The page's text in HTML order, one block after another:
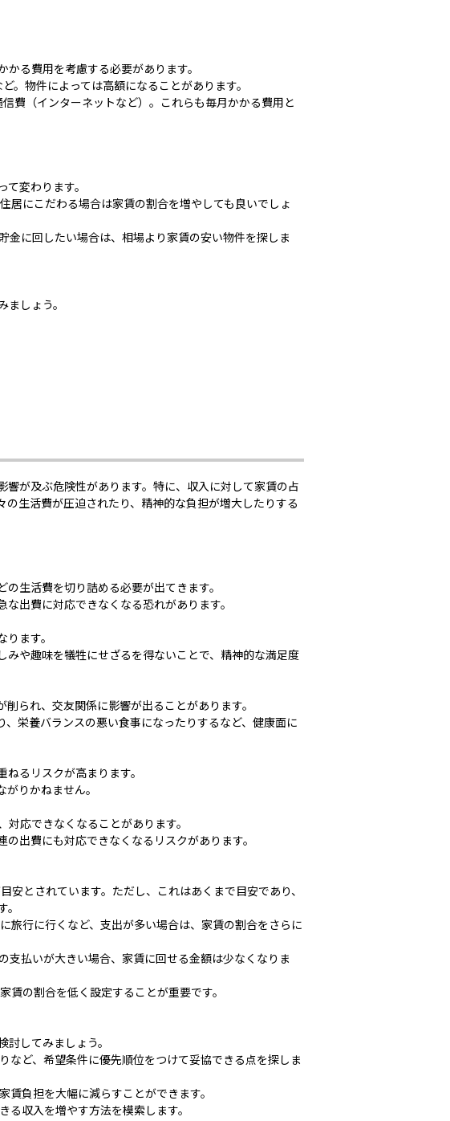
る費用を考慮する必要があります。
。物件によっては高額になることがあります。
費（インターネットなど）。これらも毎月かかる費用と
変わります。
居にこだわる場合は家賃の割合を増やしても良いでしょ
金に回したい場合は、相場より家賃の安い物件を探しま
しょう。
が及ぶ危険性があります。特に、収入に対して家賃の占
生活費が圧迫されたり、精神的な負担が増大したりする
生活費を切り詰める必要が出てきます。
出費に対応できなくなる恐れがあります。
ます。
や趣味を犠牲にせざるを得ないことで、精神的な満足度
られ、交友関係に影響が出ることがあります。
栄養バランスの悪い食事になったりするなど、健康面に
るリスクが高まります。
りかねません。
応できなくなることがあります。
出費にも対応できなくなるリスクがあります。
とされています。ただし、これはあくまで目安であり、
旅行に行くなど、支出が多い場合は、家賃の割合をさらに
支払いが大きい場合、家賃に回せる金額は少なくなりま
の割合を低く設定することが重要です。
してみましょう。
など、希望条件に優先順位をつけて妥協できる点を探しま
負担を大幅に減らすことができます。
収入を増やす方法を模索します。